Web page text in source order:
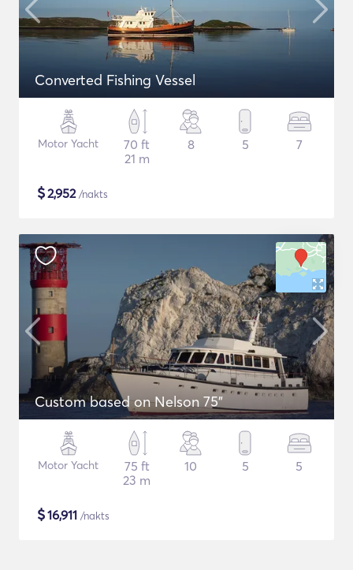
Converted Fishing Vessel
Motor Yacht
70 ft
21 m
8 5 7
$2,952/nakts
Custom based on Nelson 75"
Motor Yacht
75 ft
23 m
10 5 5
$16,911 /nakts